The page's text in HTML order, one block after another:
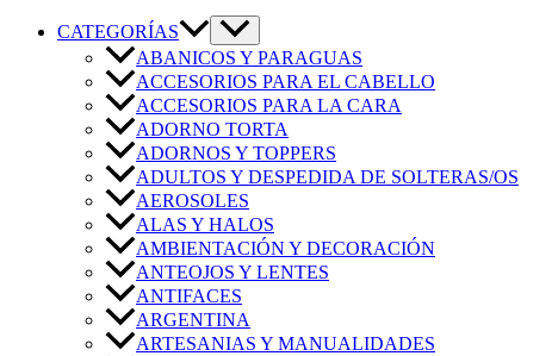
CATEGORÍAS
ABANICOS Y PARAGUAS
ACCESORIOS PARA EL CABELLO
ACCESORIOS PARA LA CARA
ADORNO TORTA
ADORNOS Y TOPPERS
ADULTOS Y DESPEDIDA DE SOLTERAS/OS
AEROSOLES
ALAS Y HALOS
AMBIENTACIÓN Y DECORACIÓN
ANTEOJOS Y LENTES
ANTIFACES
ARGENTINA
ARTESANIAS Y MANUALIDADES